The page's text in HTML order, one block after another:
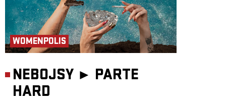
WOMENPOLIS
NEBOJSY ► PARTE
HARD